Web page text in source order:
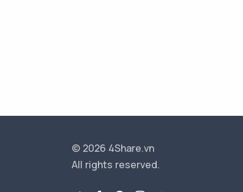
© 2026 4Share.vn
All rights reserved.